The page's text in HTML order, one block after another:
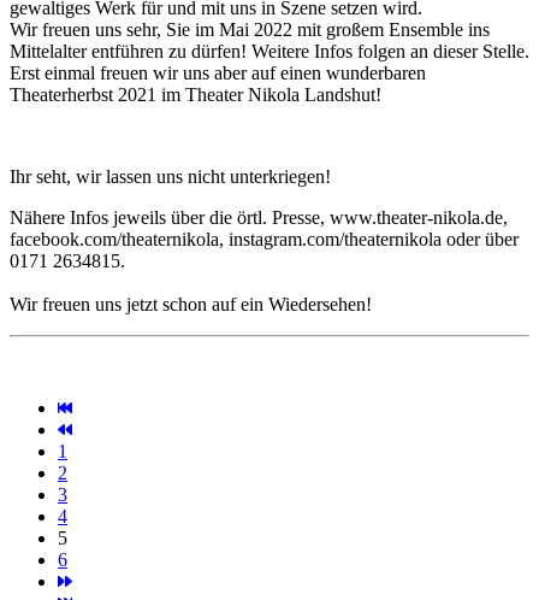
gewaltiges Werk für und mit uns in Szene setzen wird.
Wir freuen uns sehr, Sie im Mai 2022 mit großem Ensemble ins
Mittelalter entführen zu dürfen! Weitere Infos folgen an dieser Stelle.
Erst einmal freuen wir uns aber auf einen wunderbaren
Theaterherbst 2021 im Theater Nikola Landshut!
Ihr seht, wir lassen uns nicht unterkriegen!
Nähere Infos jeweils über die örtl. Presse, www.theater-nikola.de,
facebook.com/theaternikola, instagram.com/theaternikola oder über
0171 2634815.
Wir freuen uns jetzt schon auf ein Wiedersehen!
1
2
3
4
5
6